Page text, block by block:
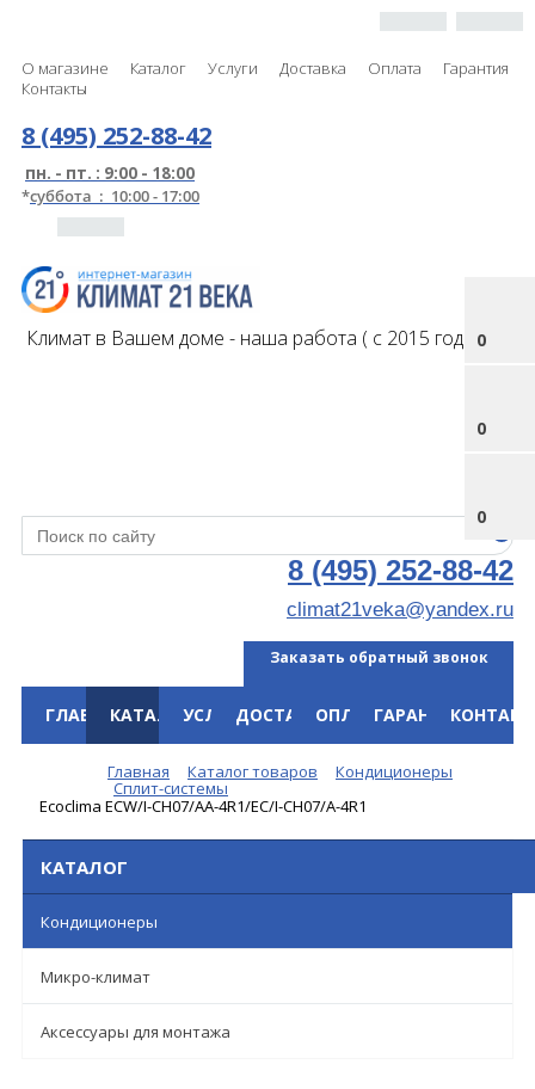
О магазине Каталог Услуги Доставка Оплата
Гарантия
Контакты
0
0
0
8 (495) 252-88-42
пн. - пт. : 9:00 - 18:00
*суббота : 10:00 - 17:00
Климат в Вашем доме - наша работа ( с 2015 года )
8 (495) 252-88-42
climat21veka@yandex.ru
Заказать обратный звонок
ГЛАВНАЯКАТАЛОГУСЛУГИДОСТАВКАОПЛАТАГАРАНТИЯ
Главная Каталог товаров Кондиционеры
Сплит-системы
Ecoclima ECW/I-СH07/AA-4R1/EC/I-CH07/A-4R1
КАТАЛОГ
Кондиционеры
Микро-климат
Аксессуары для монтажа